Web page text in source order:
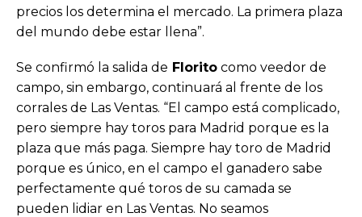
precios los determina el mercado. La primera plaza
del mundo debe estar llena”.
Se confirmó la salida de Florito como veedor de
campo, sin embargo, continuará al frente de los
corrales de Las Ventas. “El campo está complicado,
pero siempre hay toros para Madrid porque es la
plaza que más paga. Siempre hay toro de Madrid
porque es único, en el campo el ganadero sabe
perfectamente qué toros de su camada se
pueden lidiar en Las Ventas. No seamos